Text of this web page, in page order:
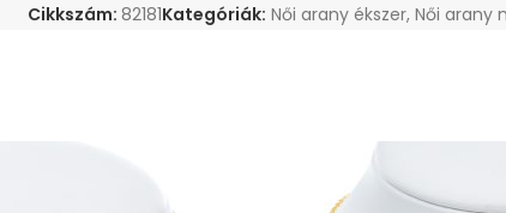
Cikkszám: 82181Kategóriák: Női arany ékszer, Női arany